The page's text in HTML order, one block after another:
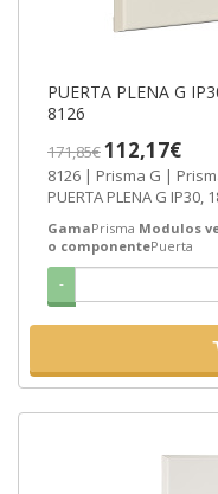
PUERTA PLENA G
8126
171,85€112,17€
8126 | Prisma G | Prisma | 18 | Puerta | Schneider
PUERTA PLENA G IP30,
GamaPrisma Modulos
o componentePuerta
-